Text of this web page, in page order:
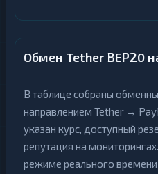
Обмен Tether BEP20
В таблице собраны
направлением Tether →
указан курс, доступный
репутация на
режиме реального